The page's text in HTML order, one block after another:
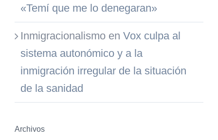
«Temí que me lo denegaran»
Inmigracionalismo en Vox culpa al
sistema autonómico y a la
inmigración irregular de la situación
de la sanidad
Archivos